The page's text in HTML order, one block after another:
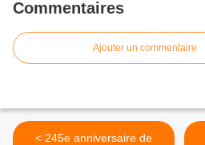
Commentaires
Ajouter un commentaire
< 245e anniversaire de